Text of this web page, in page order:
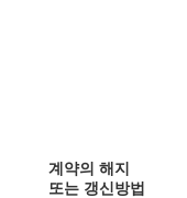
계약의 해지
또는 갱신방법